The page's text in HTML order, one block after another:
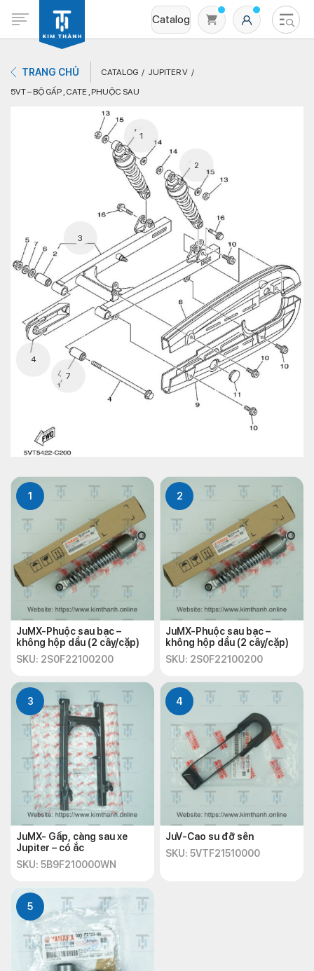
Catalog
Không có sản phẩm nào trong giỏ hàng
TRANG CHỦ CATALOG
JUPITER V
5VT – BỘ GẤP , CATE , PHUỘC SAU
1
2
3
4
7
1
JuMX-Phuộc sau bạc –
không hộp dầu (2 cây/cặp)
SKU: 2S0F22100200
2
JuMX-Phuộc sau bạc –
không hộp dầu (2 cây/cặp)
SKU: 2S0F22100200
3
JuMX- Gấp, càng sau xe
Jupiter – có ắc
SKU: 5B9F210000WN
4
JuV-Cao su đỡ sên
SKU: 5VTF21510000
5